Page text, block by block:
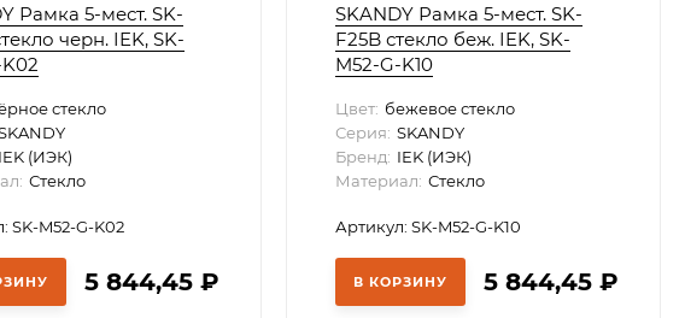
Рамка 5-мест. SK-
черн. IEK, SK-
стекло
IEK (ИЭК)
Стекло
SK-M52-G-K02
5 844,45 ₽
SKANDY Рамка 5-мест. SK-
F25B стекло беж. IEK, SK-
M52-G-K10
Цвет: бежевое стекло
Серия: SKANDY
Бренд: IEK (ИЭК)
Материал: Стекло
Артикул: SK-M52-G-K10
В КОРЗИНУ 5 844,45 ₽